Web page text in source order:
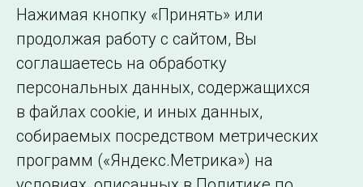
образовательной
организации
Нажимая кнопку «Принять» или
продолжая работу с сайтом, Вы
соглашаетесь на обработку
персональных данных, содержащихся
в файлах cookie, и иных данных,
собираемых посредством метрических
программ («Яндекс.Метрика») на